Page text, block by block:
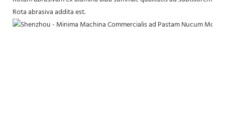
Rota abrasiva addita est.